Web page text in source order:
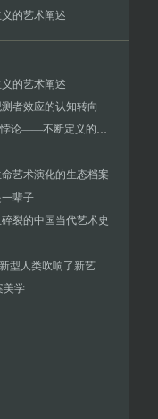
的艺术阐述
的艺术阐述
者效应的认知转向
张海涛︱“超人类”未来性的悖论——不断定义的人类与超人本的两用困境
艺术演化的生态档案
辈子
裂的中国当代艺术史
"后人类"（Post Human）为新型人类吹响了新艺术的号角
美学